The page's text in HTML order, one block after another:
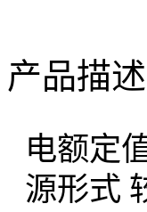
产品描述
电额定
源形式